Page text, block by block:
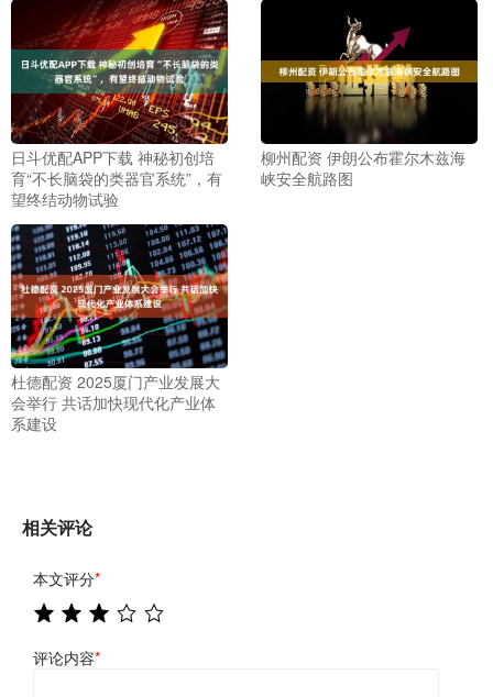
日斗优配APP下载 神秘初创培
育“不长脑袋的类器官系统”，有
望终结动物试验
柳州配资 伊朗公布霍尔木兹海
峡安全航路图
杜德配资 2025厦门产业发展大
会举行 共话加快现代化产业体
系建设
相关评论
本文评分*
评论内容*